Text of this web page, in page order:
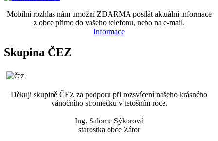
Mobilní rozhlas nám umožní ZDARMA posílát aktuální informace
z obce přímo do vašeho telefonu, nebo na e-mail.
Informace
Skupina ČEZ
Děkuji skupině ČEZ za podporu při rozsvícení našeho krásného
vánočního stromečku v letošním roce.
Ing. Salome Sýkorová
starostka obce Zátor